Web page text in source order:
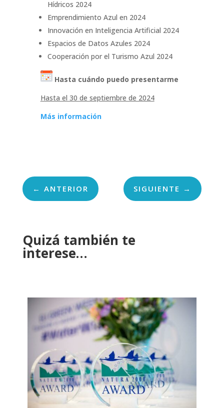
Hídricos 2024
Emprendimiento Azul en 2024
Innovación en Inteligencia Artificial 2024
Espacios de Datos Azules 2024
Cooperación por el Turismo Azul 2024
Hasta cuándo puedo presentarme
Hasta el 30 de septiembre de 2024
Más información
← ANTERIOR SIGUIENTE →
Quizá también te
interese…